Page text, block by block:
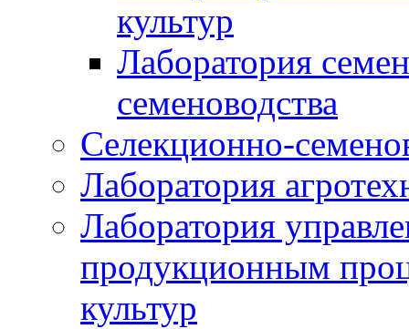
культур
Лаборатория
семеноводства
Селекционно-
Лаборатория
Лаборатория
продукционным
культур